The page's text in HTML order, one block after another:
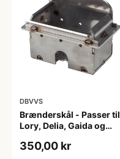
DBVVS
Brænderskål - Passer til
Lory, Delia, Gaida og
350,00 kr